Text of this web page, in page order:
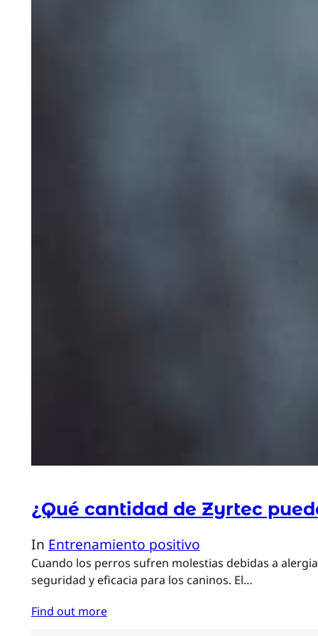
¿Qué cantidad de Zyrtec
In Entrenamiento positivo
Cuando los perros sufren molestias debidas a
seguridad y eficacia para los caninos. El…
Find out more